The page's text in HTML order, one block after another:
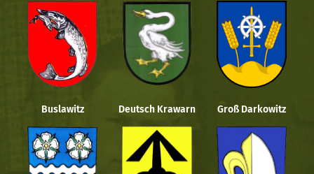
Buslawitz Deutsch Krawarn Groß Darkowitz